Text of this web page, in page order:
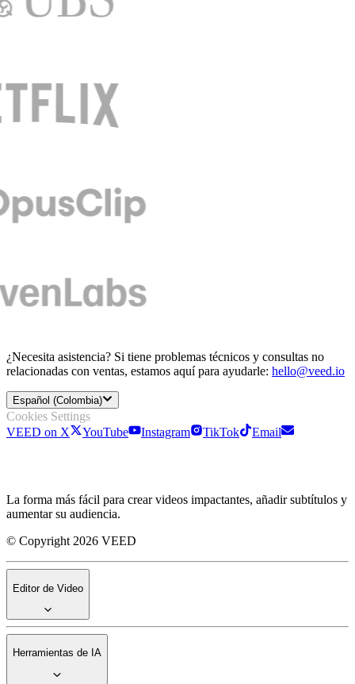
¿Necesita asistencia? Si tiene problemas técnicos y consultas no
relacionadas con ventas, estamos aquí para ayudarle: hello@veed.io
Español (Colombia)
Cookies Settings
VEED on X
YouTube Instagram TikTok Email
La forma más fácil para crear videos impactantes, añadir subtítulos y
aumentar su audiencia.
© Copyright 2026 VEED
Editor de Video
Herramientas de IA